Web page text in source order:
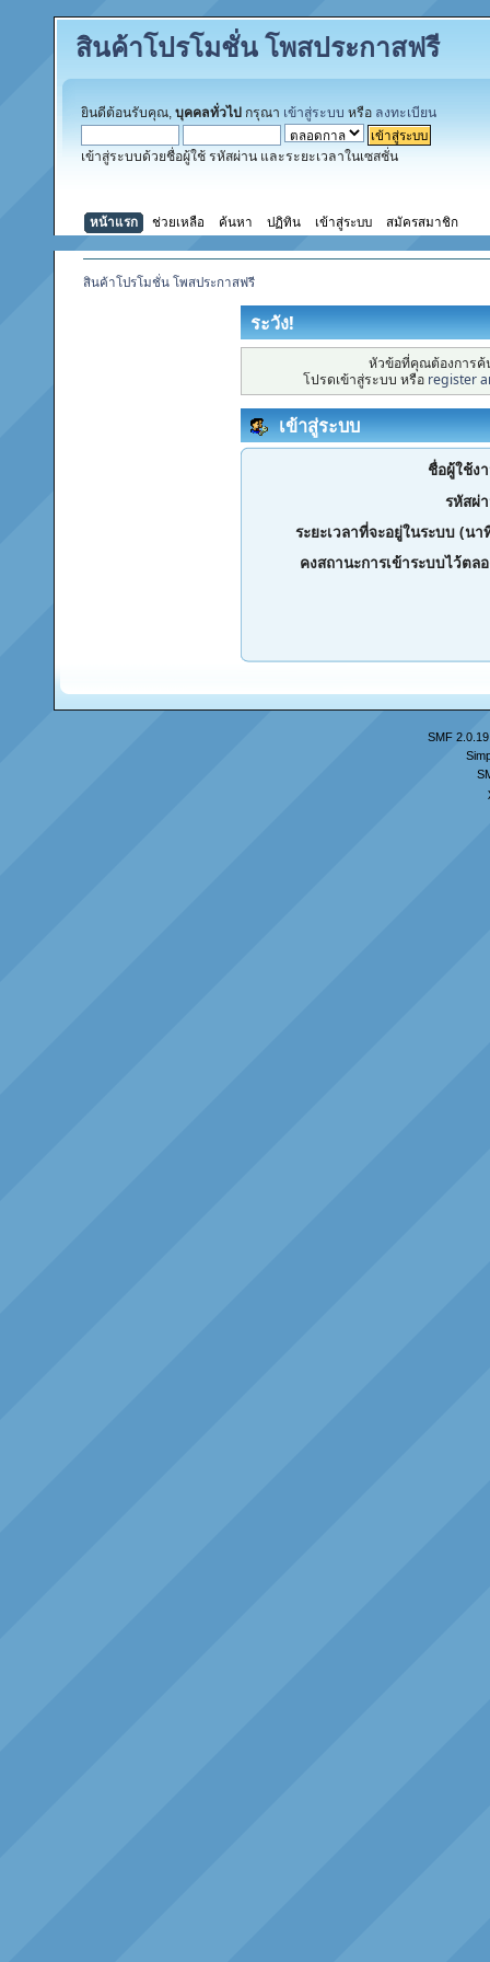
สินค้าโปรโมชั่น โพสประกาสฟรี
ยินดีต้อนรับคุณ, บุคคลทั่วไป กรุณา เข้าสู่ระบบ หรือ ลงทะเบียน
เข้าสู่ระบบด้วยชื่อผู้ใช้ รหัสผ่าน และระยะเวลาในเซสชั่น
หน้าแรก ช่วยเหลือ ค้นหา ปฏิทิน เข้าสู่ระบบ สมัครสมาชิก
สินค้าโปรโมชั่น โพสประกาสฟรี
ระวัง!
หัวข้อที่คุณต้องการค้
โปรดเข้าสู่ระบบ หรือ register
เข้าสู่ระบบ
ชื่อผู้ใช้ง
รหัสผ่
ระยะเวลาที่จะอยู่ในระบบ (นา
คงสถานะการเข้าระบบไว้ตล
SMF 2.0.19